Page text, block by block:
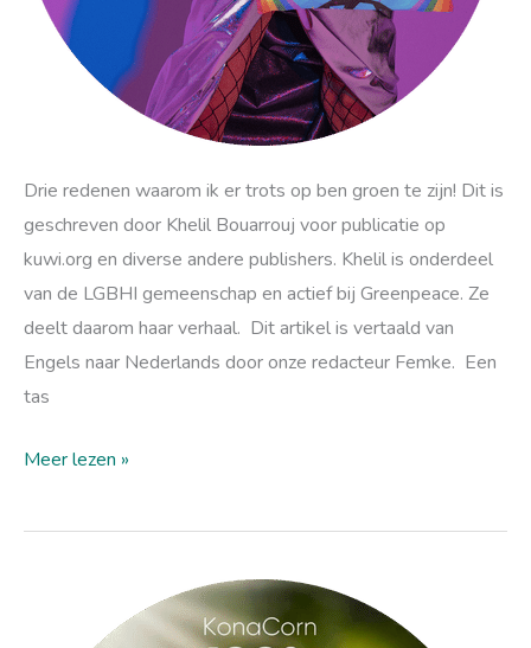
Drie redenen waarom ik er trots op ben groen te zijn! Dit is
geschreven door Khelil Bouarrouj voor publicatie op
kuwi.org en diverse andere publishers. Khelil is onderdeel
van de LGBHI gemeenschap en actief bij Greenpeace. Ze
deelt daarom haar verhaal. Dit artikel is vertaald van
Engels naar Nederlands door onze redacteur Femke. Een
tas
Meer lezen »